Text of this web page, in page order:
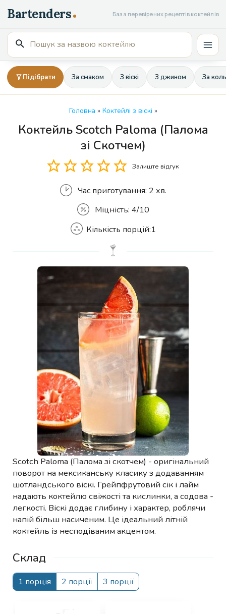
до
вмісту
База перевірених рецептів коктейлів
Пошук
для:
Підібрати За смаком З віскі З джином За
Головна » Коктейлі з віскі »
Коктейль Scotch Paloma (Палома
зі Скотчем)
Залиште відгук
Час приготування: 2 хв.
Міцність: 4/10
Кількість
Кількість порцій:1
Scotch Paloma (Палома зі скотчем) - оригінальний
поворот на мексиканську класику з додаванням
шотландського віскі. Грейпфрутовий сік і лайм
надають коктейлю свіжості та кислинки, а содова -
легкості. Віскі додає глибину і характер, роблячи
напій більш насиченим. Це ідеальний літній
коктейль із несподіваним акцентом.
Склад
1 порція 2 порції 3 порції